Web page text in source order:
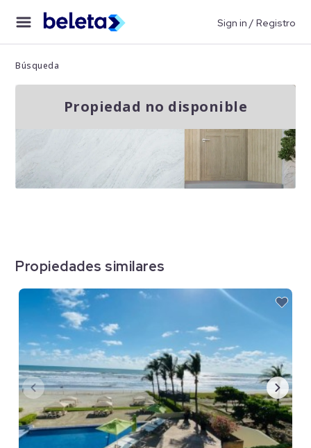
Sign in / Registro
Búsqueda
Propiedad no disponible
Propiedades similares